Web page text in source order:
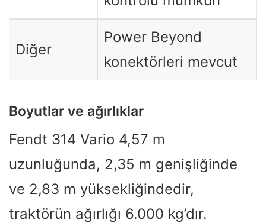
Diğer
Power Beyond
konektörleri mevcut
Boyutlar ve ağırlıklar
Fendt 314 Vario 4,57 m
uzunluğunda, 2,35 m genişliğinde
ve 2,83 m yüksekliğindedir,
traktörün ağırlığı 6.000 kg’dır.